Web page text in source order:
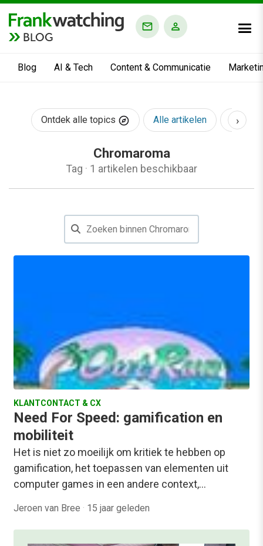
BLOG
Blog AI & Tech Content & Communicatie
Ontdek alle topics Alle artikelen AI &
›
Chromaroma
Tag · 1 artikelen beschikbaar
KLANTCONTACT & CX
Need For Speed: gamification en
mobiliteit
Het is niet zo moeilijk om kritiek te hebben op
gamification, het toepassen van elementen uit
computer games in een andere context,…
Jeroen van Bree · 15 jaar geleden